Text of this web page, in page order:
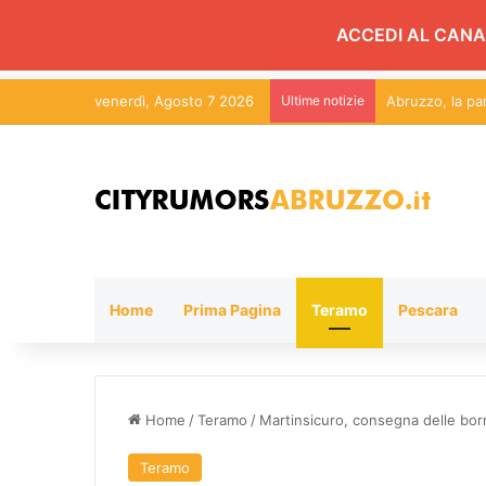
ACCEDI AL
venerdì, Agosto 7 2026 Ultime notizie Tortoreto,
Home Prima Pagina Teramo Pescara
Home /Teramo / Martinsicuro, consegna delle
Teramo